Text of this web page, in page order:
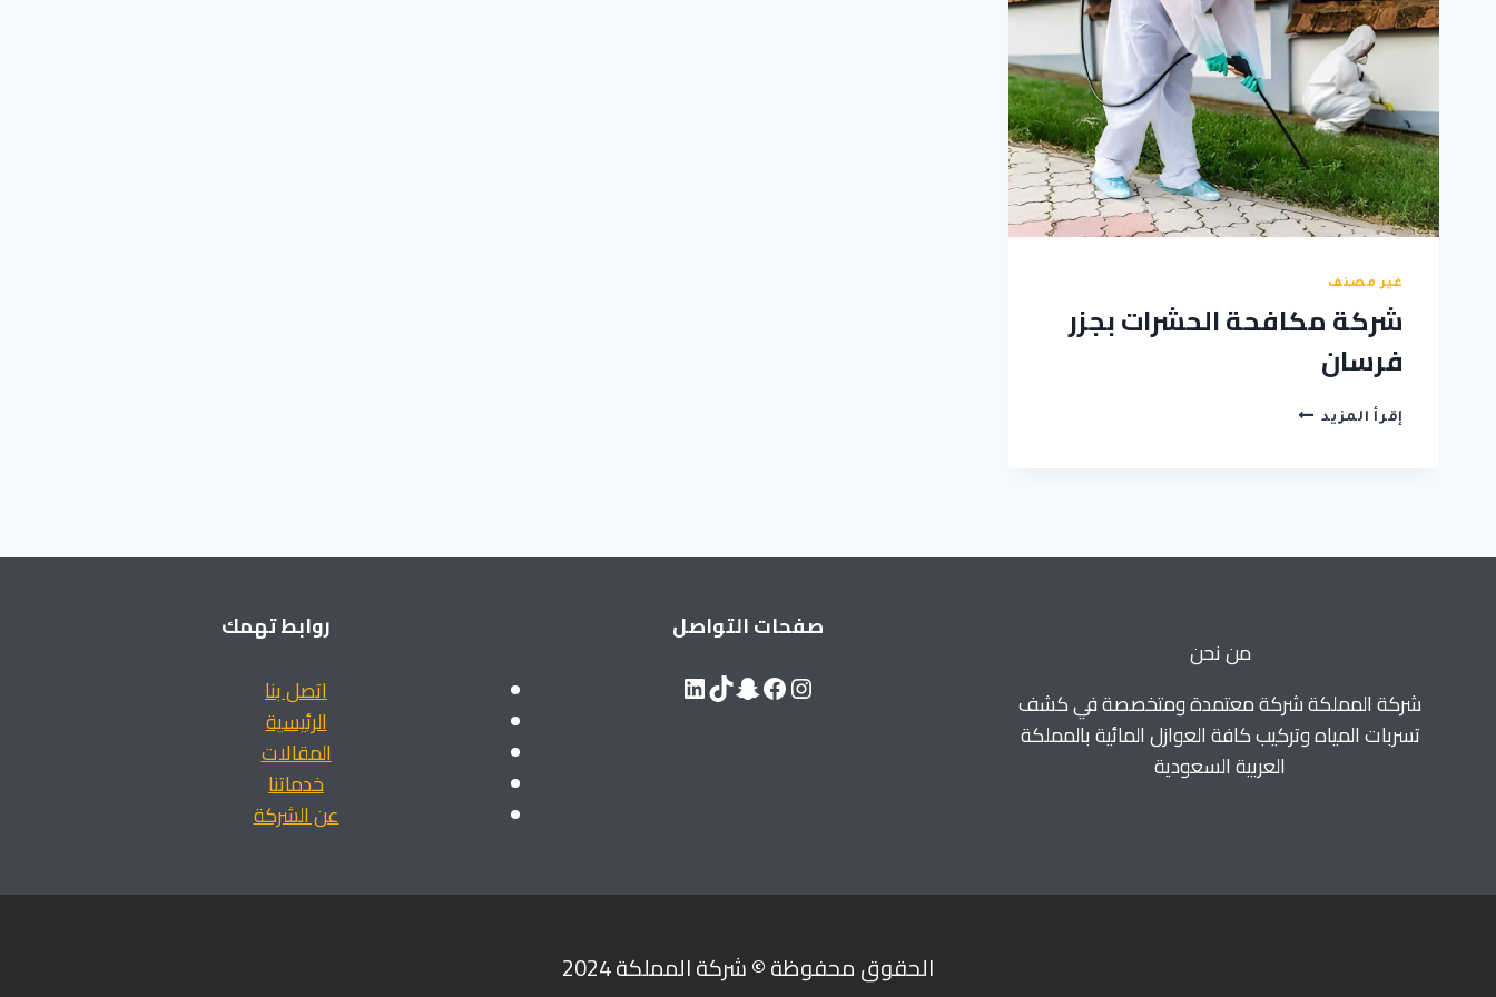
غير مصنف
شركة مكافحة الحشرات بجزر
فرسان
إقرأ المزيد شركة
من نحن
شركة المملكة شركة معتمدة ومتخصصة في كشف
تسربات المياه وتركيب كافة العوازل المائية بالمملكة
العربية السعودية
صفحات التواصل
Instagram
Facebook
Snapchat
TikTok
LinkedIn
روابط تهمك
اتصل بنا
الرئيسية
المقالات
خدماتنا
عن الشركة
الحقوق محفوظة©شركة المملكة 2024